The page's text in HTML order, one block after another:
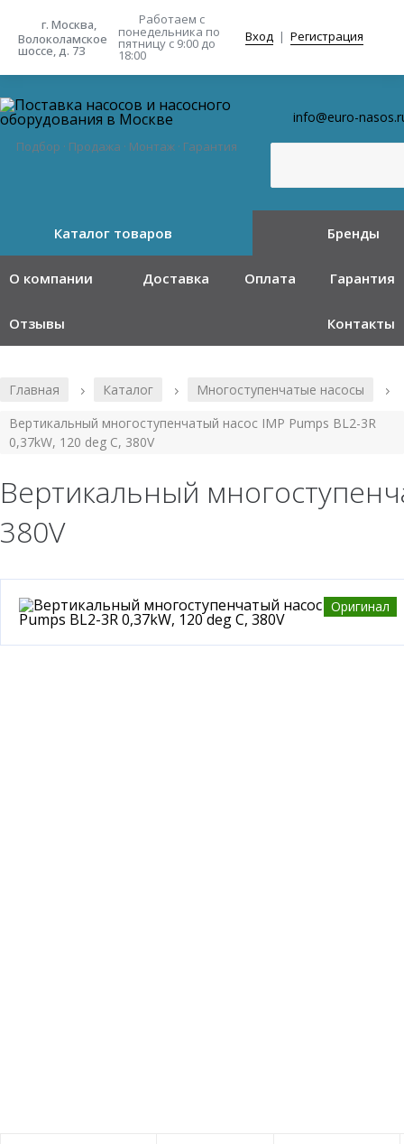
г. Москва,
Волоколамское
шоссе, д. 73
Работаем с
понедельника по
пятницу с 9:00 до
18:00
Вход | Регистрация
Подбор · Продажа · Монтаж · Гарантия
info@euro-
Каталог товаров Бренды
О компании Доставка Оплата Гарантия
Отзывы Контакты
Главная / Каталог / Многоступенчатые насосы
/
Вертикальный многоступенчатый насос IMP Pumps BL2-3R
0,37kW, 120 deg C, 380V
Вертикальный
380V
Оригинал